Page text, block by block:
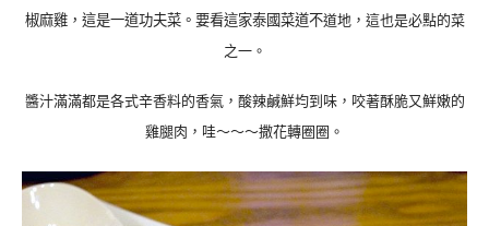
椒麻雞，這是一道功夫菜。要看這家泰國菜道不道地，這也是必點的菜
之一。
醬汁滿滿都是各式辛香料的香氣，酸辣鹹鮮均到味，咬著酥脆又鮮嫩的
雞腿肉，哇～～～撒花轉圈圈。